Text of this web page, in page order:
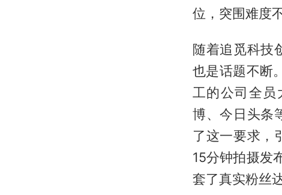
位，突围难度
随着追觅科技
也是话题不断
工的公司全员
博、今日头条
了这一要求，
15分钟拍摄发
套了真实粉丝